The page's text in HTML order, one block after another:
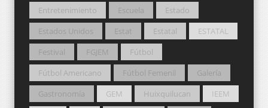
Entretenimiento
Escuela
Estado
Estados Unidos
Estat Estatal
ESTATAL
Festival
FGJEM
Fútbol
Fútbol Americano
Fútbol Femenil
Galería
Gastronomía
GEM Huixquilucan
IEEM